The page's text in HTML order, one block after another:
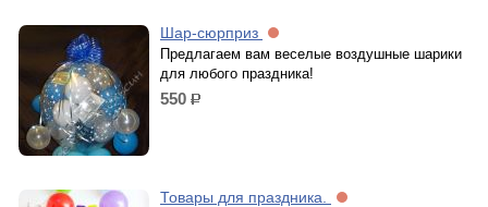
Шар-сюрприз
Предлагаем вам веселые воздушные шарики
для любого праздника!
550 р.
Товары для праздника.